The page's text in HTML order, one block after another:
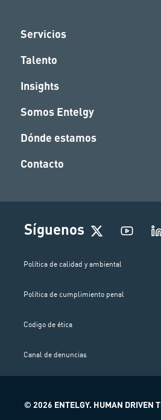
Servicios
Talento
Insights
Somos Entelgy
Dónde estamos
Contacto
Síguenos
Política de calidad y ambiental
Política de cumplimiento penal
Codigo de ética
Canal de denuncias
© 2026 ENTELGY. HUMAN DRIVEN